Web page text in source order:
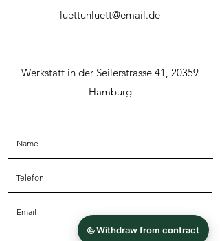
luettunluett@email.de
Werkstatt in der Seilerstrasse 41, 20359
Hamburg